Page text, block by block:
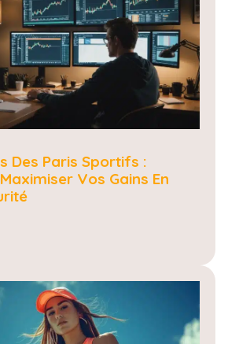
Des Paris Sportifs :
Vos Gains En